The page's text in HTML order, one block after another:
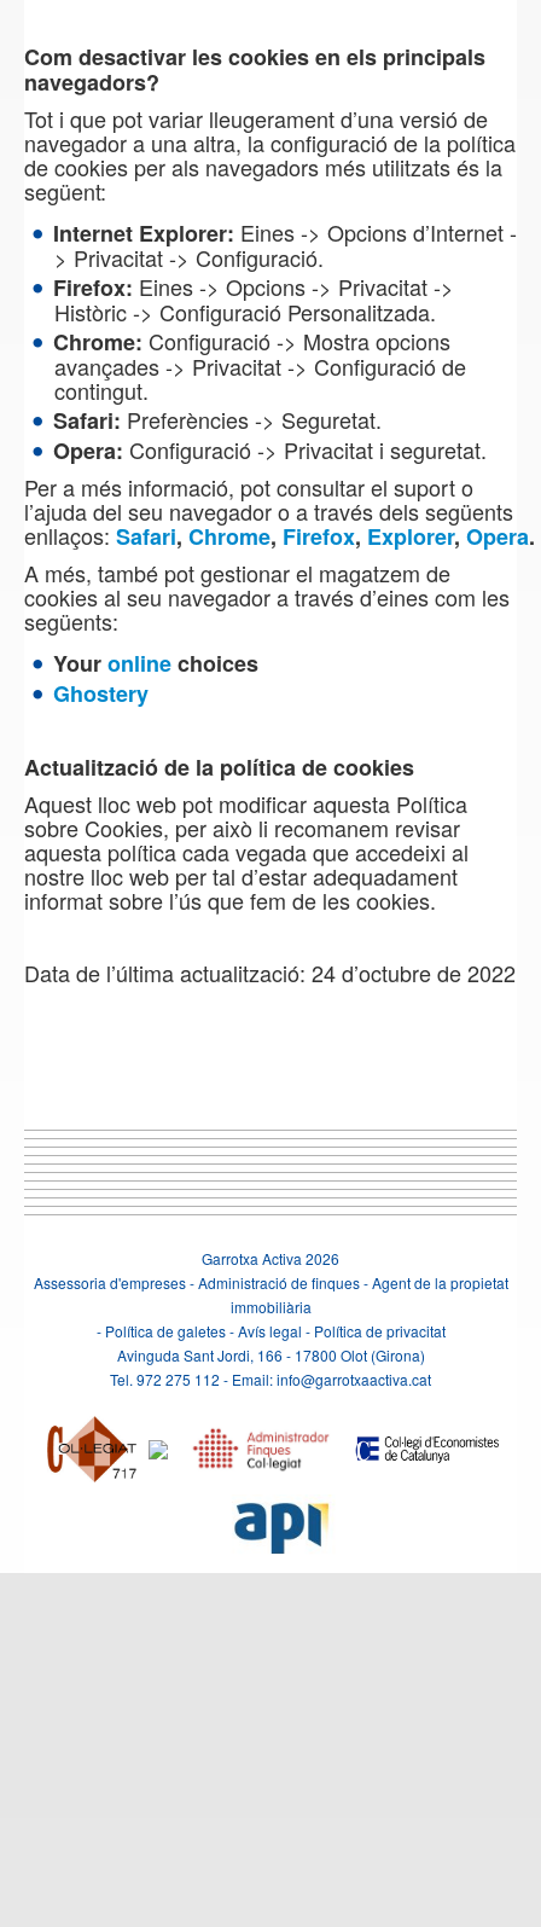
Com desactivar les cookies en els principals
navegadors?
Tot i que pot variar lleugerament d’una versió de
navegador a una altra, la configuració de la política
de cookies per als navegadors més utilitzats és la
següent:
Internet Explorer: Eines -> Opcions d’Internet -
> Privacitat -> Configuració.
Firefox: Eines -> Opcions -> Privacitat ->
Històric -> Configuració Personalitzada.
Chrome: Configuració -> Mostra opcions
avançades -> Privacitat -> Configuració de
contingut.
Safari: Preferències -> Seguretat.
Opera: Configuració -> Privacitat i seguretat.
Per a més informació, pot consultar el suport o
l’ajuda del seu navegador o a través dels següents
enllaços: Safari, Chrome, Firefox, Explorer, Opera.
A més, també pot gestionar el magatzem de
cookies al seu navegador a través d’eines com les
següents:
Youronlinechoices
Ghostery
Actualització de la política de cookies
Aquest lloc web pot modificar aquesta Política
sobre Cookies, per això li recomanem revisar
aquesta política cada vegada que accedeixi al
nostre lloc web per tal d’estar adequadament
informat sobre l’ús que fem de les cookies.
Data de l’última actualització: 24 d’octubre de 2022
Garrotxa Activa 2026
Assessoria d'empreses - Administració de finques - Agent de la propietat
immobiliària
- Política de galetes -Avís legal - Política de privacitat
Avinguda Sant Jordi, 166 - 17800 Olot (Girona)
Tel. 972 275 112 - Email: info@garrotxaactiva.cat